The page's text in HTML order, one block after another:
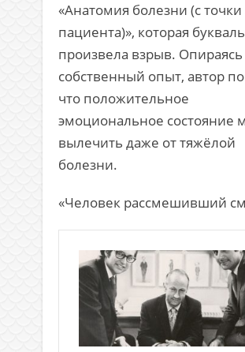
«Анатомия болезни (с
пациента)», которая
произвела взрыв. Опираясь
собственный опыт, автор
что положительное
эмоциональное состояние
вылечить даже от тяжёлой
болезни.
«Человек рассмешивший